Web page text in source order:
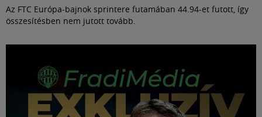
Az FTC Európa-bajnok sprintere futamában 44.94-et futott, így
összesítésben nem jutott tovább.
Közösség
Múzeum
English